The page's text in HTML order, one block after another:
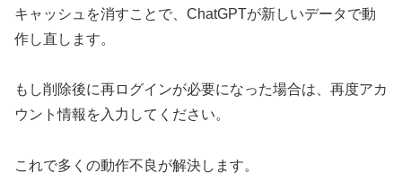
キャッシュを消すことで、ChatGPTが新しいデータで動
作し直します。
もし削除後に再ログインが必要になった場合は、再度アカ
ウント情報を入力してください。
これで多くの動作不良が解決します。